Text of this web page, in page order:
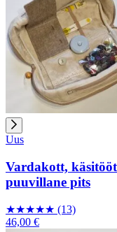
Uus
Vardakott,
puuvillane pits
★★★★★ (13)
46,00 €